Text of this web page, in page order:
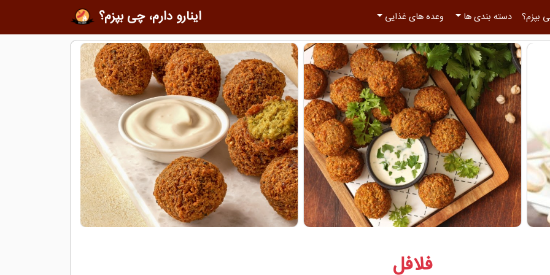
بپزم؟ دسته بندی ها وعده های غذایی اینارو دارم، چی بپزم؟
فلافل